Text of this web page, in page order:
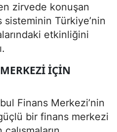
zirvede konuşan
sisteminin Türkiye’nin
etkinliğini
IÇIN
Finans Merkezi’nin
bir finans merkezi